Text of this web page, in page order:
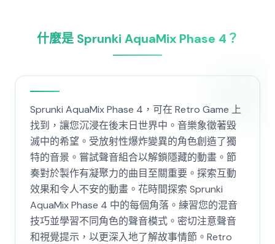
什麼是 Sprunki AquaMix Phase 4？
Sprunki AquaMix Phase 4，可在 Retro Game 上
找到，讓您沉浸在後末日世界中。音樂象徵著毀
滅中的希望。受放射性爆炸變異的角色創造了獨
特的音景。嘗試聲音組合以解鎖隱藏的動畫。節
奏對於製作有凝聚力的曲目至關重要。探索互動
效果和令人不安的動畫。花時間探索 Sprunki
AquaMix Phase 4 中的每個角落。練習您的混音
技巧並學習不同角色的聲音模式。密切注意聲音
和視覺提示，以更深入地了解故事情節。Retro